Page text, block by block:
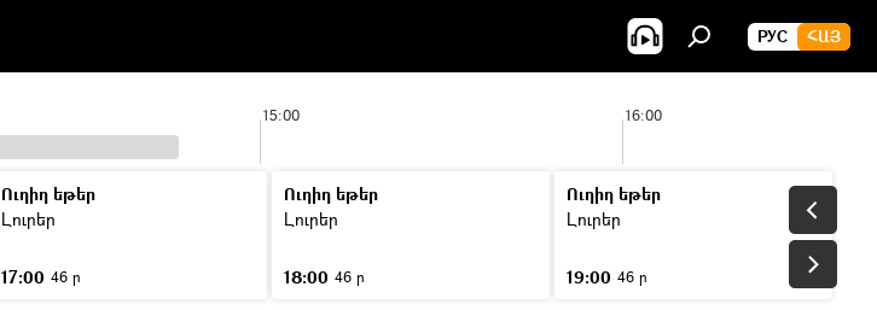
РУС ՀԱՅ
15:00 16:00
Ուղիղ եթեր
Լուրեր
17:00 46 ր
Ուղիղ եթեր
Լուրեր
18:00 46 ր
Ուղիղ եթեր
Լուրեր
19:00 46 ր